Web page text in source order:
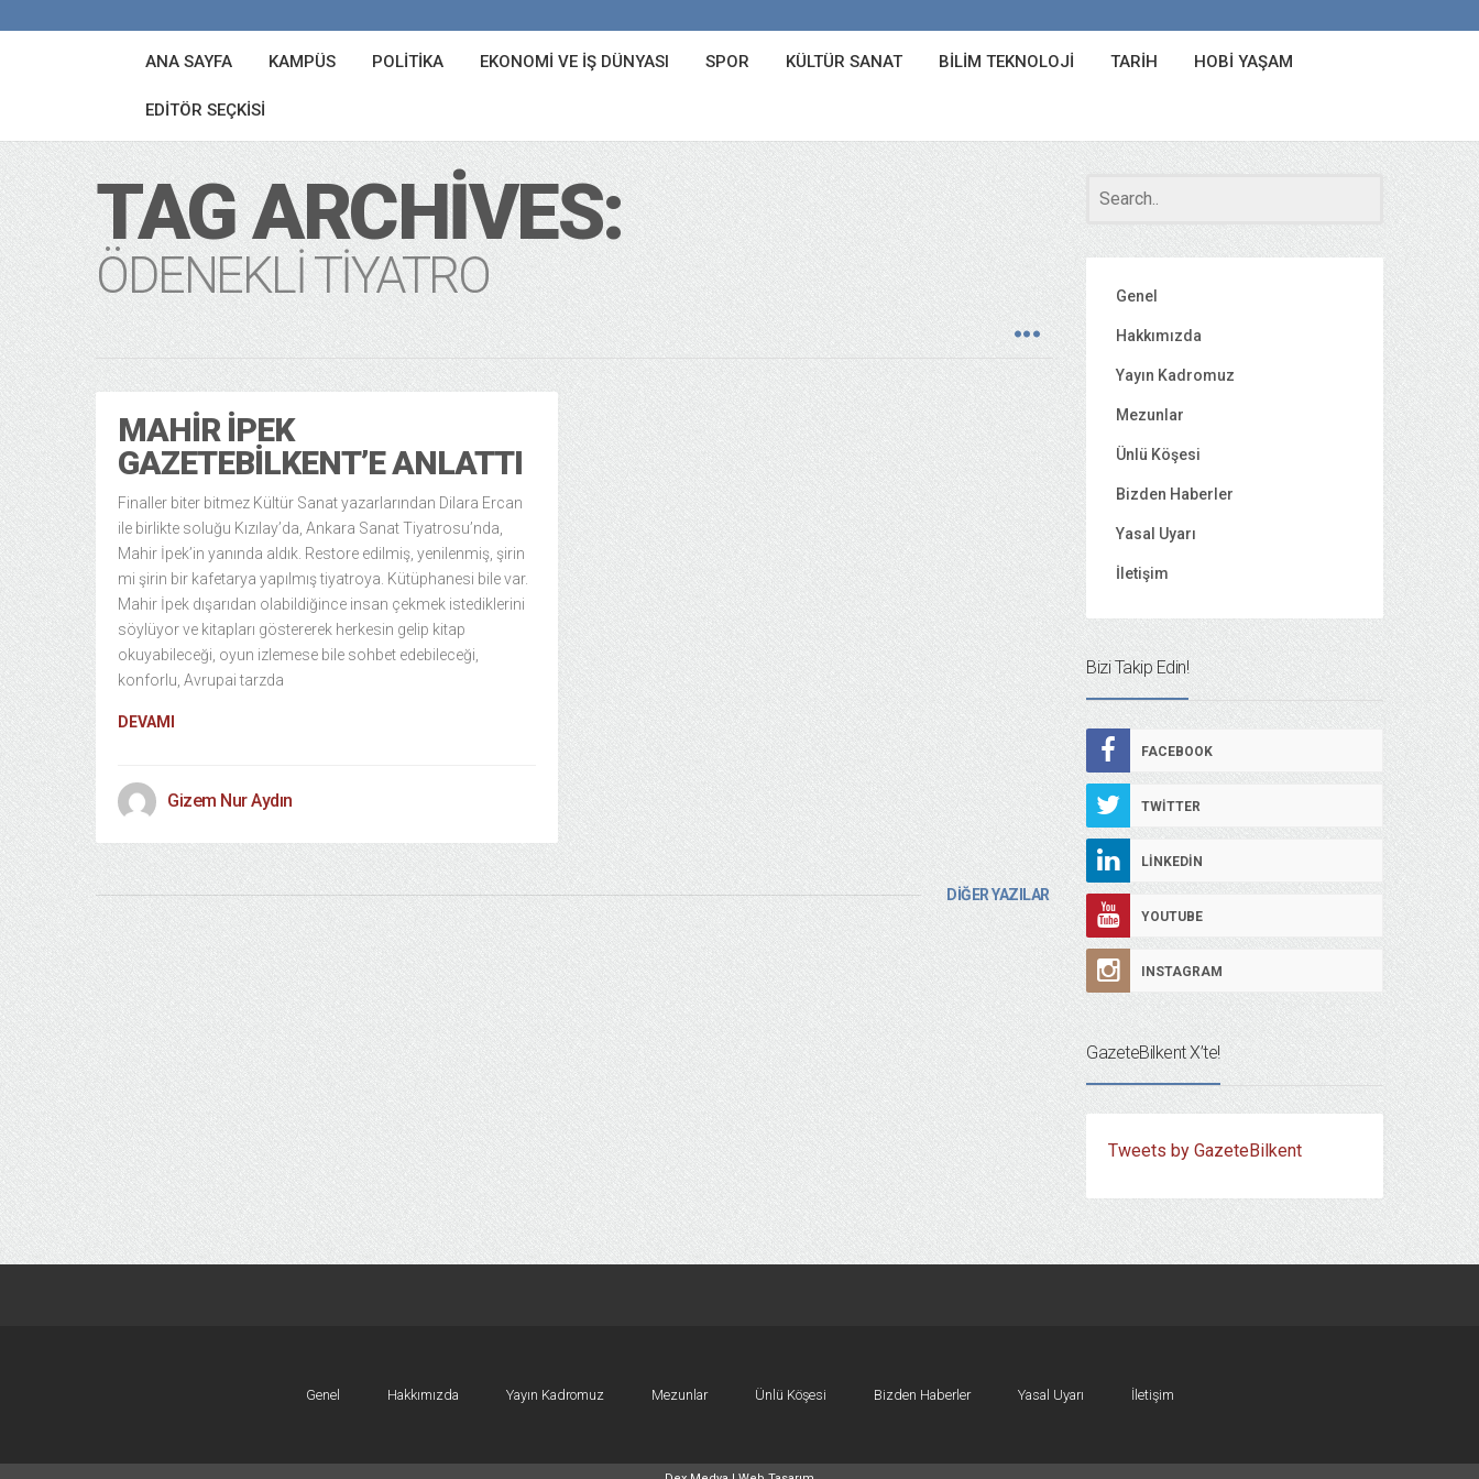
ANA SAYFA KAMPÜS POLITIKA EKONOMI VE İŞ DÜNYASI SPOR KÜLTÜR SANAT BILIM TEKNOLOJI TARIH HOBI YAŞAM
EDITÖR SEÇKISI
TAG ARCHIVES:
ÖDENEKLI TIYATRO
MAHIR İPEK
GAZETEBILKENT’E ANLATTI
Finaller biter bitmez Kültür Sanat yazarlarından Dilara Ercan
ile birlikte soluğu Kızılay’da, Ankara Sanat Tiyatrosu’nda,
Mahir İpek’in yanında aldık. Restore edilmiş, yenilenmiş, şirin
mi şirin bir kafetarya yapılmış tiyatroya. Kütüphanesi bile var.
Mahir İpek dışarıdan olabildiğince insan çekmek istediklerini
söylüyor ve kitapları göstererek herkesin gelip kitap
okuyabileceği, oyun izlemese bile sohbet edebileceği,
konforlu, Avrupai tarzda
DEVAMI
Gizem Nur Aydın
DİĞER YAZILAR
Genel
Hakkımızda
Yayın Kadromuz
Mezunlar
Ünlü Köşesi
Bizden Haberler
Yasal Uyarı
İletişim
Bizi Takip Edin!
FACEBOOK
TWITTER
LINKEDIN
YOUTUBE
INSTAGRAM
GazeteBilkent X’te!
Tweets by GazeteBilkent
Genel Hakkımızda Yayın Kadromuz Mezunlar Ünlü Köşesi Bizden Haberler Yasal Uyarı İletişim